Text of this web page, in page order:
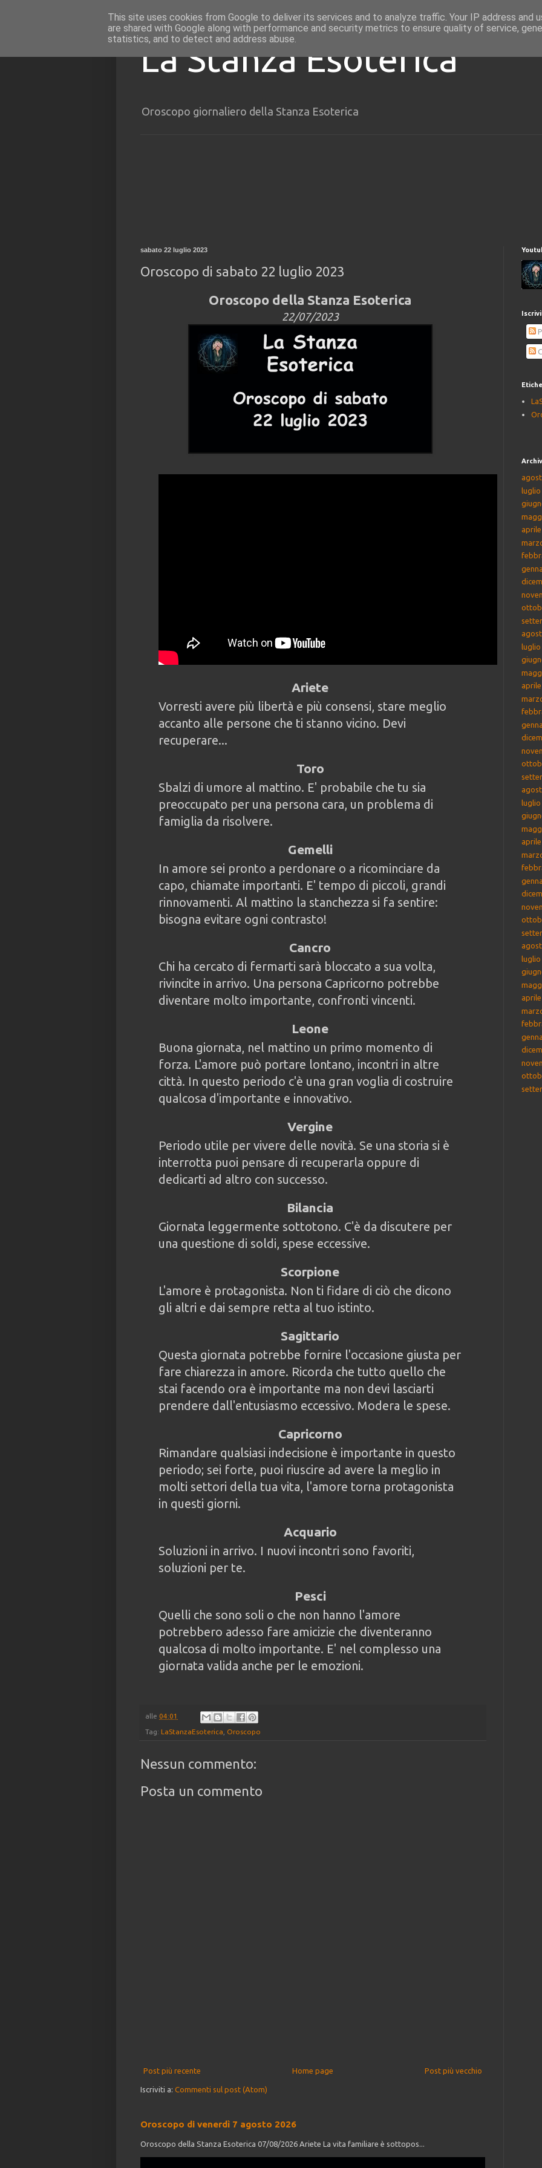
La Stanza Esoterica
Oroscopo giornaliero della Stanza Esoterica
sabato 22 luglio 2023
Oroscopo di sabato 22 luglio 2023
Oroscopo della Stanza Esoterica
22/07/2023
Ariete
Vorresti avere più libertà e più consensi, stare meglio
accanto alle persone che ti stanno vicino. Devi
recuperare...
Toro
Sbalzi di umore al mattino. E' probabile che tu sia
preoccupato per una persona cara, un problema di
famiglia da risolvere.
Gemelli
In amore sei pronto a perdonare o a ricominciare da
capo, chiamate importanti. E' tempo di piccoli, grandi
rinnovamenti. Al mattino la stanchezza si fa sentire:
bisogna evitare ogni contrasto!
Cancro
Chi ha cercato di fermarti sarà bloccato a sua volta,
rivincite in arrivo. Una persona Capricorno potrebbe
diventare molto importante, confronti vincenti.
Leone
Buona giornata, nel mattino un primo momento di
forza. L'amore può portare lontano, incontri in altre
città. In questo periodo c'è una gran voglia di costruire
qualcosa d'importante e innovativo.
Vergine
Periodo utile per vivere delle novità. Se una storia si è
interrotta puoi pensare di recuperarla oppure di
dedicarti ad altro con successo.
Bilancia
Giornata leggermente sottotono. C'è da discutere per
una questione di soldi, spese eccessive.
Scorpione
L'amore è protagonista. Non ti fidare di ciò che dicono
gli altri e dai sempre retta al tuo istinto.
Sagittario
Questa giornata potrebbe fornire l'occasione giusta per
fare chiarezza in amore. Ricorda che tutto quello che
stai facendo ora è importante ma non devi lasciarti
prendere dall'entusiasmo eccessivo. Modera le spese.
Capricorno
Rimandare qualsiasi indecisione è importante in questo
periodo; sei forte, puoi riuscire ad avere la meglio in
molti settori della tua vita, l'amore torna protagonista
in questi giorni.
Acquario
Soluzioni in arrivo. I nuovi incontri sono favoriti,
soluzioni per te.
Pesci
Quelli che sono soli o che non hanno l'amore
potrebbero adesso fare amicizie che diventeranno
qualcosa di molto importante. E' nel complesso una
giornata valida anche per le emozioni.
alle 04:01
Tag: LaStanzaEsoterica Oroscopo
Nessun commento:
Posta un commento
Post più recente Post più vecchio
Home page
Iscriviti a: Commenti sul post (Atom)
Oroscopo di venerdì 7 agosto 2026
Oroscopo della Stanza Esoterica 07/08/2026 Ariete La vita familiare è sottopos...
luglio
luglio
luglio
luglio
This site uses cookies from Google to deliver its services and to analyze traffic. Your IP address and
are shared with Google along with performance and security metrics to ensure quality of service,
statistics, and to detect and address abuse.